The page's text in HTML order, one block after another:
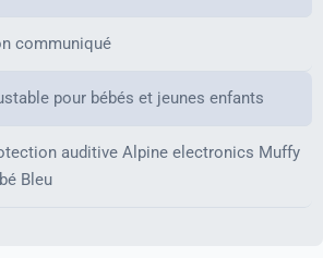
communiqué
pour bébés et jeunes enfants
auditive Alpine electronics Muffy
Bleu